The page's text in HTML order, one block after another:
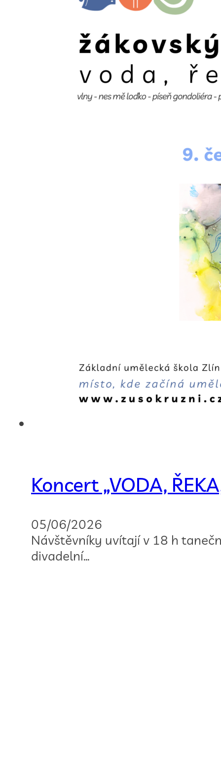
Koncert „VODA,
05/06/2026
Návštěvníky uvítají v 18 h
divadelní…